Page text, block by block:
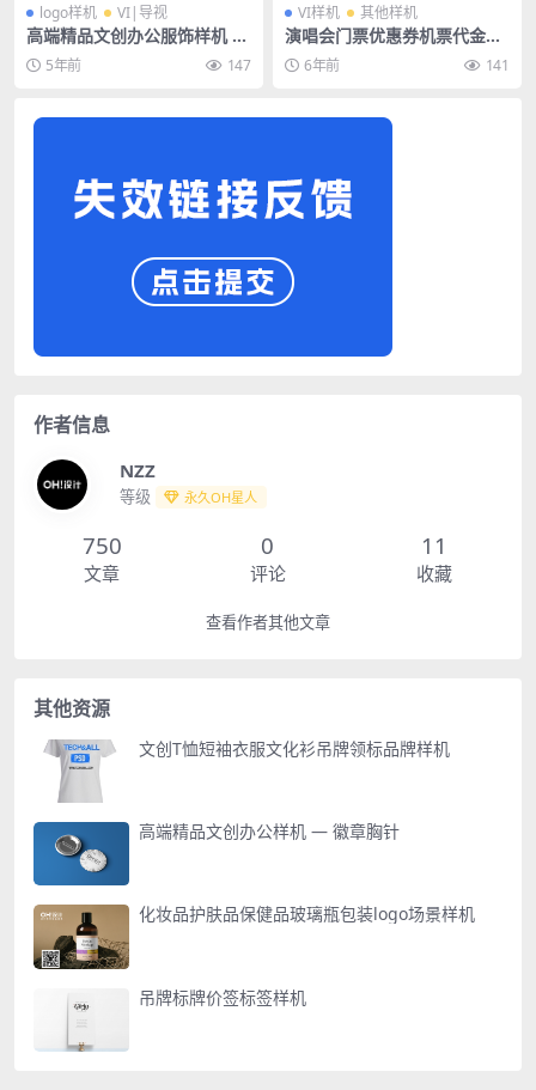
logo样机 VI|导视
高端精品文创办公服饰样机 —
蜡烛香薰
5年前 147
VI样机 其他样机
演唱会门票优惠券机票代金券
样机效果图展示PSD智能贴图
设计素材
6年前 141
作者信息
NZZ
等级 永久OH星人
750
文章
0
评论
11
收藏
查看作者其他文章
其他资源
文创T恤短袖衣服文化衫吊牌领标品牌样机
高端精品文创办公样机 — 徽章胸针
化妆品护肤品保健品玻璃瓶包装logo场景样机
吊牌标牌价签标签样机